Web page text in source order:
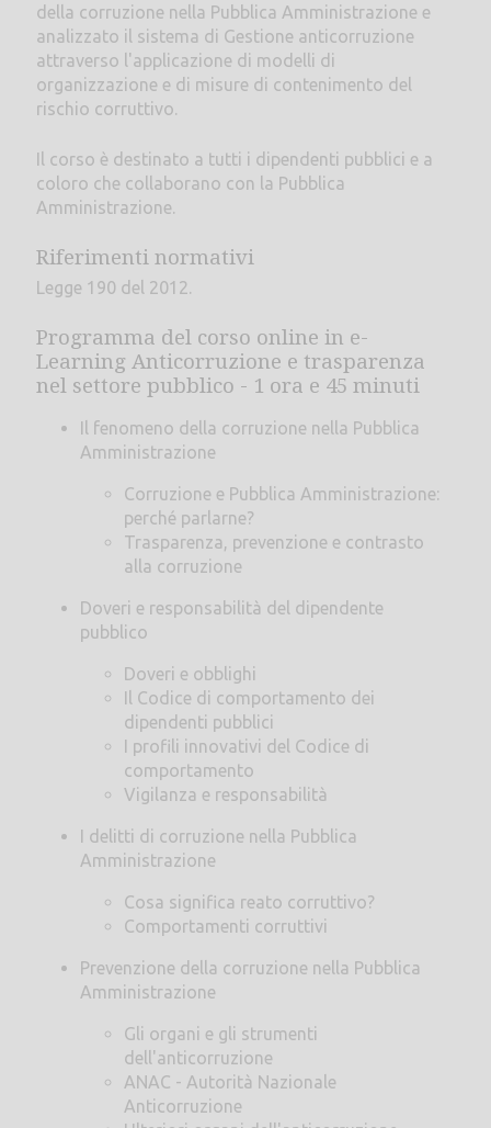
della corruzione nella Pubblica Amministrazione e
analizzato il sistema di Gestione anticorruzione
attraverso l'applicazione di modelli di
organizzazione e di misure di contenimento del
rischio corruttivo.
Il corso è destinato a tutti i dipendenti pubblici e a
coloro che collaborano con la Pubblica
Amministrazione.
Riferimenti normativi
Legge 190 del 2012.
Programma del corso online in e-
Learning Anticorruzione e trasparenza
nel settore pubblico - 1 ora e 45 minuti
Il fenomeno della corruzione nella Pubblica
Amministrazione
Corruzione e Pubblica Amministrazione:
perché parlarne?
Trasparenza, prevenzione e contrasto
alla corruzione
Doveri e responsabilità del dipendente
pubblico
Doveri e obblighi
Il Codice di comportamento dei
dipendenti pubblici
I profili innovativi del Codice di
comportamento
Vigilanza e responsabilità
I delitti di corruzione nella Pubblica
Amministrazione
Cosa significa reato corruttivo?
Comportamenti corruttivi
Prevenzione della corruzione nella Pubblica
Amministrazione
Gli organi e gli strumenti
dell'anticorruzione
ANAC - Autorità Nazionale
Anticorruzione